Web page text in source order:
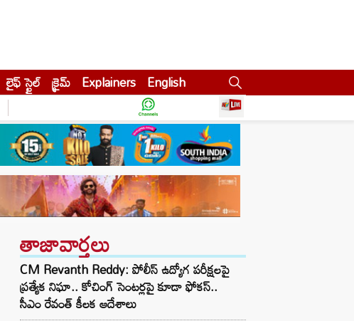
లైఫ్ స్టైల్ క్రైమ్ Explainers English
తాజావార్తలు
CM Revanth Reddy: పోలీస్ ఉద్యోగ పరీక్షలపై
ప్రత్యేక నిఘా.. కోచింగ్ సెంటర్లపై కూడా ఫోకస్..
సీఎం రేవంత్ కీలక ఆదేశాలు